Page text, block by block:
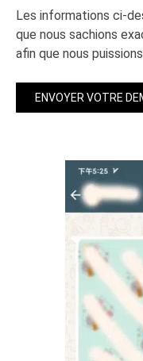
Les informations ci-
que nous sachions
afin que nous
ENVOYER VOTRE